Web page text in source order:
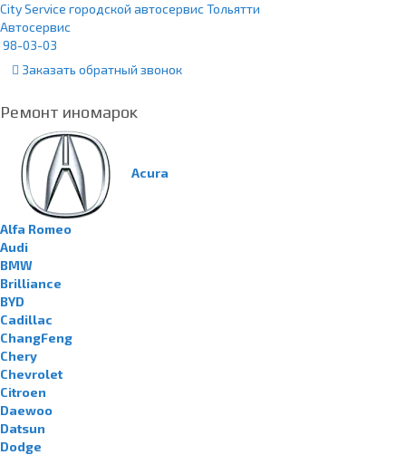
City Service городской автосервис Тольятти
Автосервис
98-03-03
Заказать обратный звонок
Ремонт иномарок
Acura
Alfa Romeo
Audi
BMW
Brilliance
BYD
Cadillac
ChangFeng
Chery
Chevrolet
Citroen
Daewoo
Datsun
Dodge